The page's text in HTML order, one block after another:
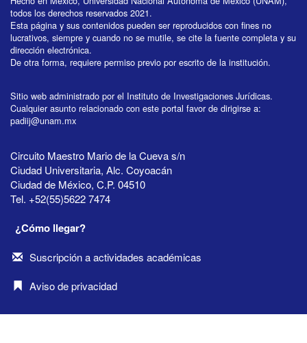
todos los derechos reservados 2021.
Esta página y sus contenidos pueden ser reproducidos con fines no
lucrativos, siempre y cuando no se mutile, se cite la fuente completa y su
dirección electrónica.
De otra forma, requiere permiso previo por escrito de la institución.
Sitio web administrado por el Instituto de Investigaciones Jurídicas.
Cualquier asunto relacionado con este portal favor de dirigirse a:
padiij@unam.mx
Circuito Maestro Mario de la Cueva s/n
Ciudad Universitaria, Alc. Coyoacán
Ciudad de México, C.P. 04510
Tel. +52(55)5622 7474
¿Cómo llegar?
Suscripción a actividades académicas
Aviso de privacidad